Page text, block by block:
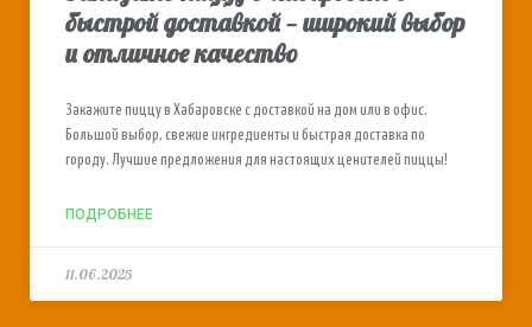
быстрой доставкой — широкий выбор
и отличное качество
Закажите пиццу в Хабаровске с доставкой на дом или в офис.
Большой выбор, свежие ингредиенты и быстрая доставка по
городу. Лучшие предложения для настоящих ценителей пиццы!
ПОДРОБНЕЕ
11.06.2025